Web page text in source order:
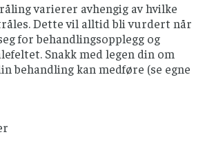
varierer avhengig av hvilke
Dette vil alltid bli vurdert når
for behandlingsopplegg og
Snakk med legen din om
behandling kan medføre (se egne